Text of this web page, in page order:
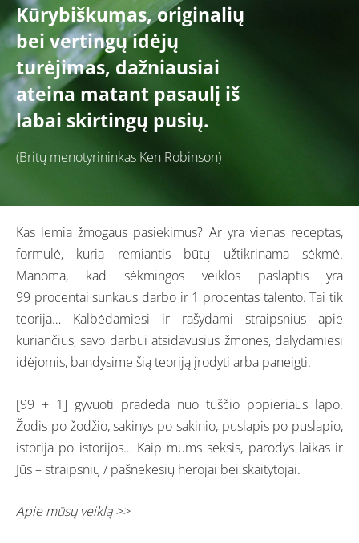
Kūrybiškumas, originalių
bei vertingų idėjų
turėjimas, dažniausiai
ateina matant pasaulį iš
labai skirtingų pusių.
(Britų menotyrininkas Ken Robinson)
Kas lemia žmogaus pasiekimus? Ar yra vienas receptas,
formulė, kuria remiantis būtų užtikrinama sėkmė.
Manoma, kad sėkmingos veiklos paslaptis yra
99 procentai sunkaus darbo ir 1 procentas talento. Tai tik
teorija… Kalbėdamiesi ir rašydami straipsnius apie
kuriančius, savo darbui atsidavusius žmones, dalydamiesi
idėjomis, bandysime šią teoriją įrodyti arba paneigti.
[99 + 1] gyvuoti pradeda nuo tuščio popieriaus lapo.
Žodis po žodžio, sakinys po sakinio, puslapis po puslapio,
istorija po istorijos… Kaip mums seksis, parodys laikas ir
Jūs – straipsnių / pašnekesių herojai bei skaitytojai.
Apie mūsų veiklą >>